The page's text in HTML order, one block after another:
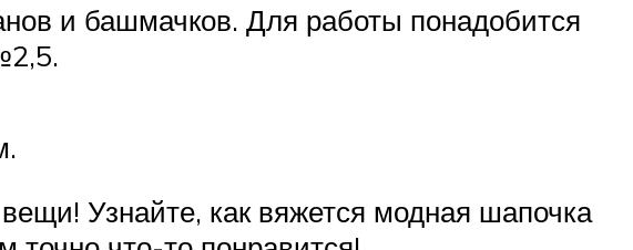
и башмачков. Для работы понадобится
Узнайте, как вяжется модная шапочка